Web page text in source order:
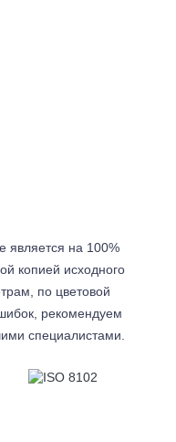
является на 100%
копией исходного
по цветовой
рекомендуем
специалистами.